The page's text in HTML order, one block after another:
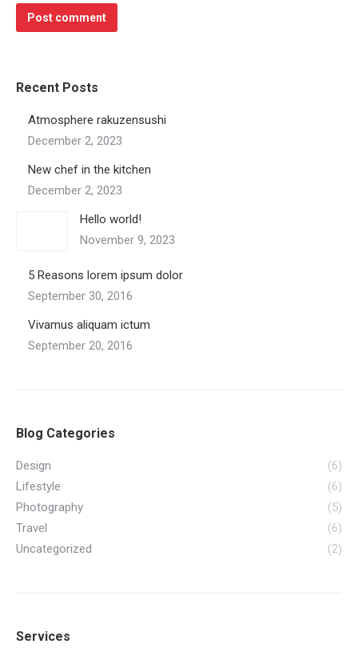
Post comment
Recent Posts
Atmosphere rakuzensushi
December 2, 2023
New chef in the kitchen
December 2, 2023
Hello world!
November 9, 2023
5 Reasons lorem ipsum dolor
September 30, 2016
Vivamus aliquam ictum
September 20, 2016
Blog Categories
Design
(6)
Lifestyle
(6)
Photography
(5)
Travel
(6)
Uncategorized
(2)
Services